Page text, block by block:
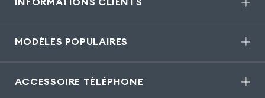
MODÈLES POPULAIRES
ACCESSOIRE TÉLÉPHONE